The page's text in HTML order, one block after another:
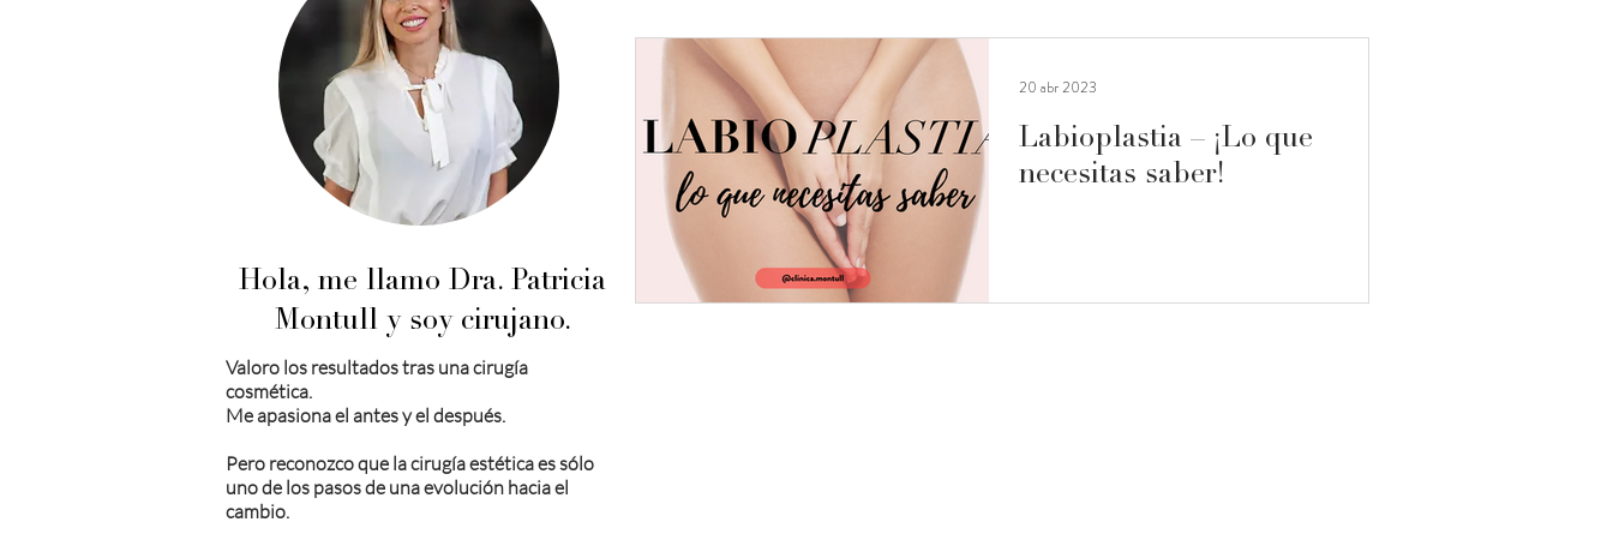
Hola, me llamo Dra. Patricia
Montull y soy cirujano.
Valoro los resultados tras una cirugía
cosmética.
Me apasiona el antes y el después.
Pero reconozco que la cirugía estética es sólo
uno de los pasos de una evolución hacia el
cambio.
#ExpertAdvice #Inspiration
#PersonalExperience
Labioplastia – ¡Lo que
necesitas saber!
20 abr 2023